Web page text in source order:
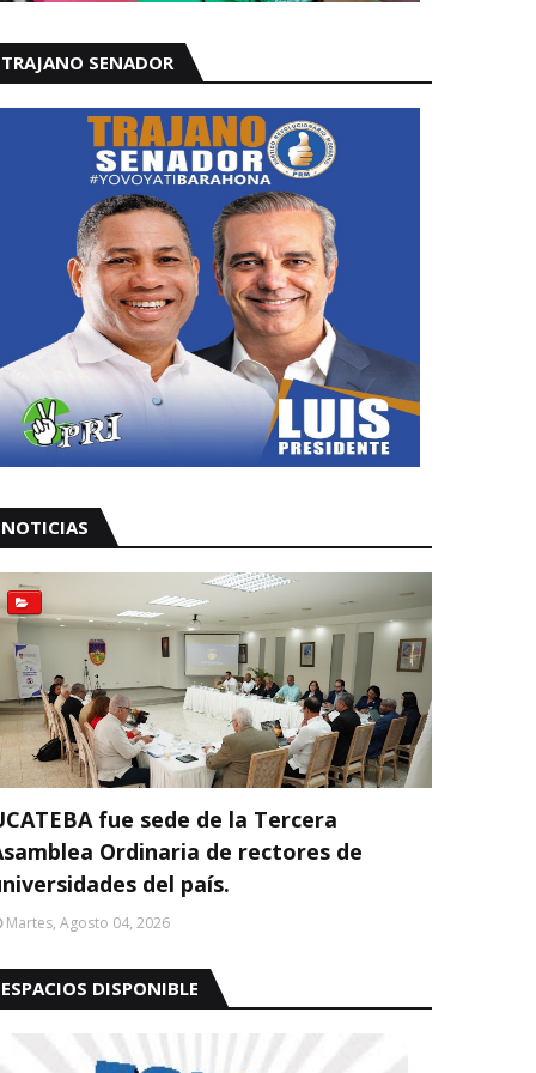
TRAJANO SENADOR
NOTICIAS
fue sede de la Tercera
Ordinaria de rectores de
del país.
Martes, Agosto 04, 2026
ESPACIOS DISPONIBLE